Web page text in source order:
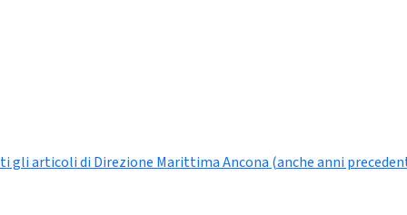
gli articoli di Direzione Marittima Ancona (anche anni